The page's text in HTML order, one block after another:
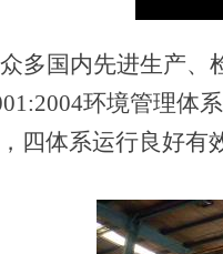
多国内先进生产、
4环境管理体系
四体系运行良好有